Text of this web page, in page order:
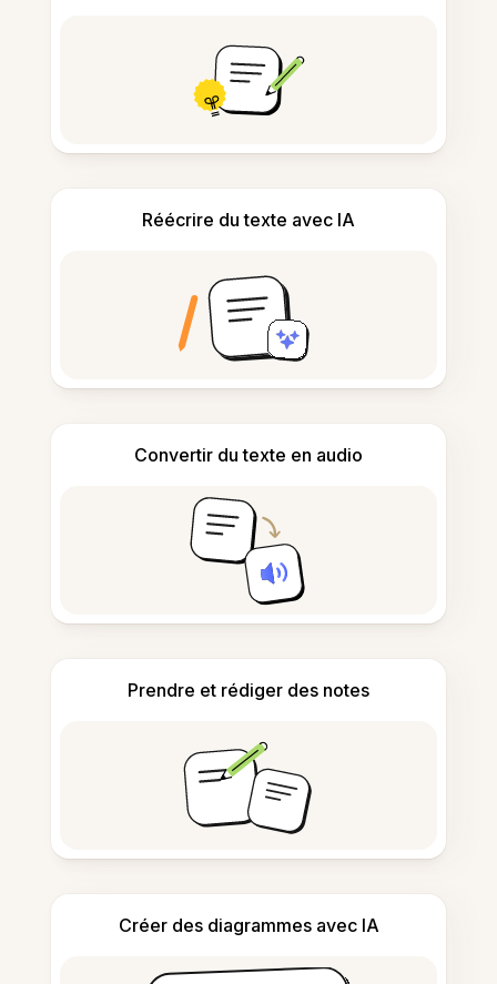
Réécrire du texte avec IA
Convertir du texte en audio
Prendre et rédiger des notes
Créer des diagrammes avec IA